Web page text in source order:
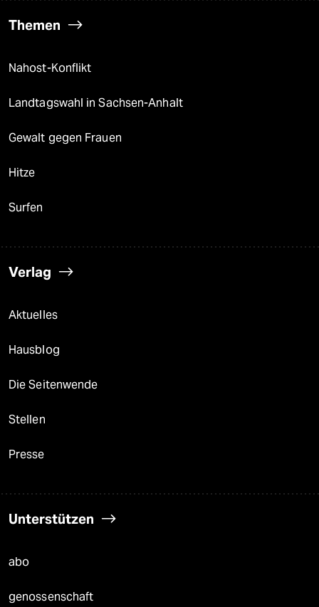
Themen
Nahost-Konflikt
Landtagswahl in Sachsen-Anhalt
Gewalt gegen Frauen
Hitze
Surfen
Verlag
Aktuelles
Hausblog
Die Seitenwende
Stellen
Presse
Unterstützen
abo
genossenschaft